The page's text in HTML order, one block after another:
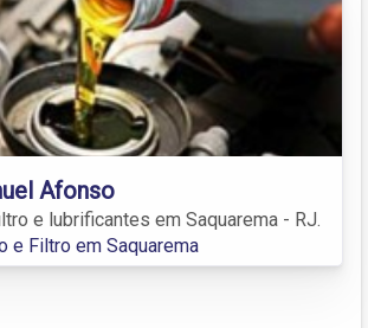
Afonso
e lubrificantes em Saquarema - RJ.
e Filtro em Saquarema